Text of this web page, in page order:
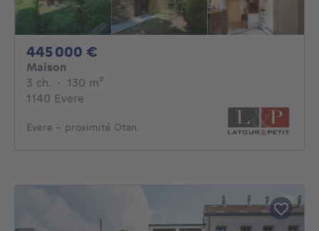
445 000 €
Maison
3 ch. 3 chambres
· 130 m²
1140 Evere
Evere - proximité Otan.